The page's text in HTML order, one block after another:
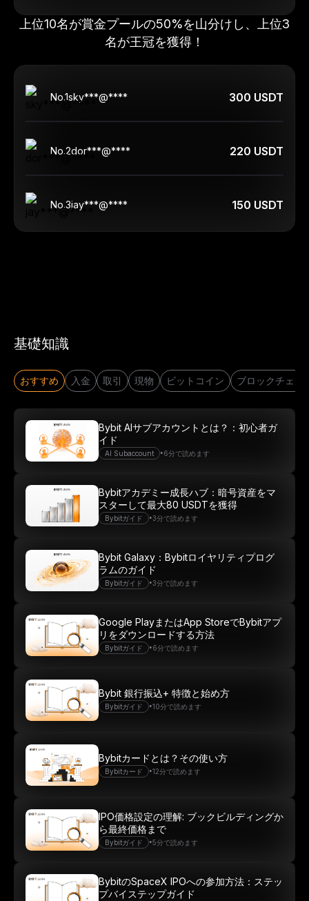
上位10名が賞金プールの50%を山分けし、上位3
名が王冠を獲得！
No.1sky***@**** 300 USDT
No.2dor***@**** 220 USDT
No.3jay***@**** 150 USDT
基礎知識
おすすめ 入金 取引 現物 ビットコイン ブロックチェー
AI Subaccount •6分で読めます
Bybit AIサブアカウントとは？：初心者ガ
イド
Bybitガイド •3分で読めます
Bybitアカデミー成長ハブ：暗号資産をマ
スターして最大80 USDTを獲得
Bybitガイド •3分で読めます
Bybit Galaxy：Bybitロイヤリティプログ
ラムのガイド
Bybitガイド •6分で読めます
Google PlayまたはApp StoreでBybitアプ
リをダウンロードする方法
Bybitガイド •10分で読めます
Bybit 銀行振込+ 特徴と始め方
Bybitカード •12分で読めます
Bybitカードとは？その使い方
Bybitガイド •5分で読めます
IPO価格設定の理解: ブックビルディングか
ら最終価格まで
BybitのSpaceX IPOへの参加方法：ステッ
プバイステップガイド